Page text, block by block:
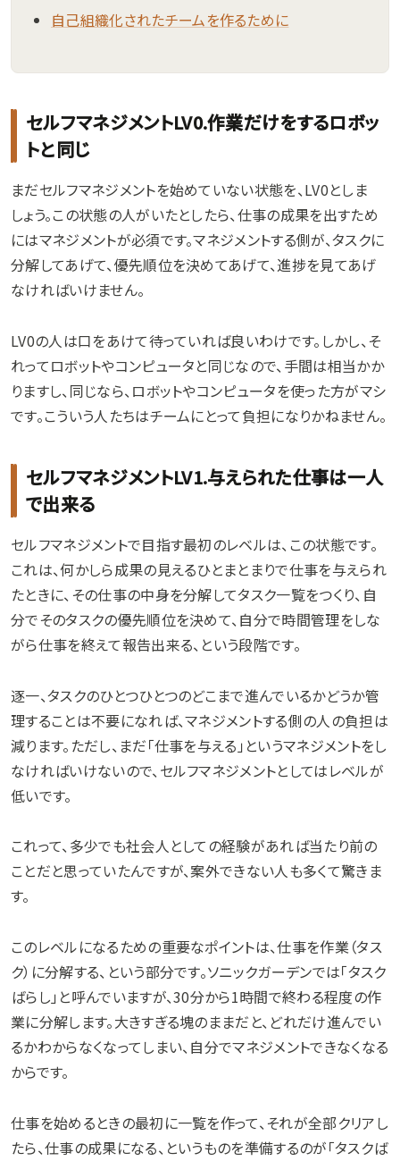
自己組織化されたチームを作るために
セルフマネジメントLV0.作業だけをするロボッ
トと同じ
まだセルフマネジメントを始めていない状態を、LV0としま
しょう。この状態の人がいたとしたら、仕事の成果を出すため
にはマネジメントが必須です。マネジメントする側が、タスクに
分解してあげて、優先順位を決めてあげて、進捗を見てあげ
なければいけません。
LV0の人は口をあけて待っていれば良いわけです。しかし、そ
れってロボットやコンピュータと同じなので、手間は相当かか
りますし、同じなら、ロボットやコンピュータを使った方がマシ
です。こういう人たちはチームにとって負担になりかねません。
セルフマネジメントLV1.与えられた仕事は一人
で出来る
セルフマネジメントで目指す最初のレベルは、この状態です。
これは、何かしら成果の見えるひとまとまりで仕事を与えられ
たときに、その仕事の中身を分解してタスク一覧をつくり、自
分でそのタスクの優先順位を決めて、自分で時間管理をしな
がら仕事を終えて報告出来る、という段階です。
逐一、タスクのひとつひとつのどこまで進んでいるかどうか管
理することは不要になれば、マネジメントする側の人の負担は
減ります。ただし、まだ「仕事を与える」というマネジメントをし
なければいけないので、セルフマネジメントとしてはレベルが
低いです。
これって、多少でも社会人としての経験があれば当たり前の
ことだと思っていたんですが、案外できない人も多くて驚きま
す。
このレベルになるための重要なポイントは、仕事を作業（タス
ク）に分解する、という部分です。ソニックガーデンでは「タスク
ばらし」と呼んでいますが、30分から1時間で終わる程度の作
業に分解します。大きすぎる塊のままだと、どれだけ進んでい
るかわからなくなってしまい、自分でマネジメントできなくなる
からです。
仕事を始めるときの最初に一覧を作って、それが全部クリアし
たら、仕事の成果になる、というものを準備するのが「タスクば